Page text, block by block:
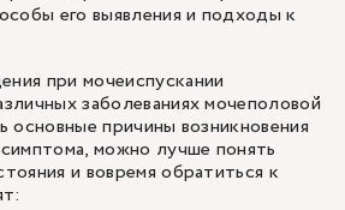
его выявления и подходы к
при мочеиспускании
заболеваниях мочеполовой
основные причины возникновения
можно лучше понять
и вовремя обратиться к